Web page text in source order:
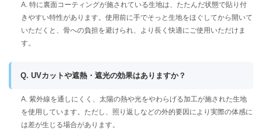
A. 特に裏面コーティングが施されている生地は、たたんだ状態で貼り付
きやすい特性があります。使用前に手でそっと生地をほぐしてから開いて
いただくと、骨への負担を避けられ、より長く快適にご使用いただけま
す。
Q. UVカットや遮熱・遮光の効果はありますか？
A. 紫外線を通しにくく、太陽の熱や光をやわらげる加工が施された生地
を使用しています。ただし、照り返しなどの外的要因により実際の体感に
は差が生じる場合があります。